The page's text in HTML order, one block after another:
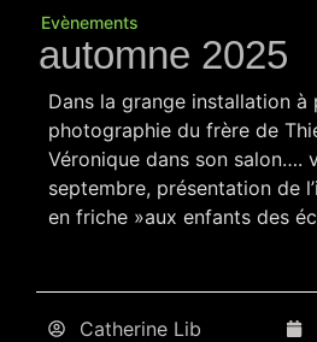
Evènements
automne 2025
Dans la grange installation à
photographie du frère de
Véronique dans son salon….
septembre, présentation de
en friche »aux enfants des
Catherine Lib